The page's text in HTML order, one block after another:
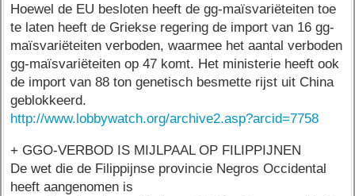
Hoewel de EU besloten heeft de gg-maïsvariëteiten toe
te laten heeft de Griekse regering de import van 16 gg-
maïsvariëteiten verboden, waarmee het aantal verboden
gg-maïsvariëteiten op 47 komt. Het ministerie heeft ook
de import van 88 ton genetisch besmette rijst uit China
geblokkeerd.
http://www.lobbywatch.org/archive2.asp?arcid=7758
+ GGO-VERBOD IS MIJLPAAL OP FILIPPIJNEN
De wet die de Filippijnse provincie Negros Occidental
heeft aangenomen is